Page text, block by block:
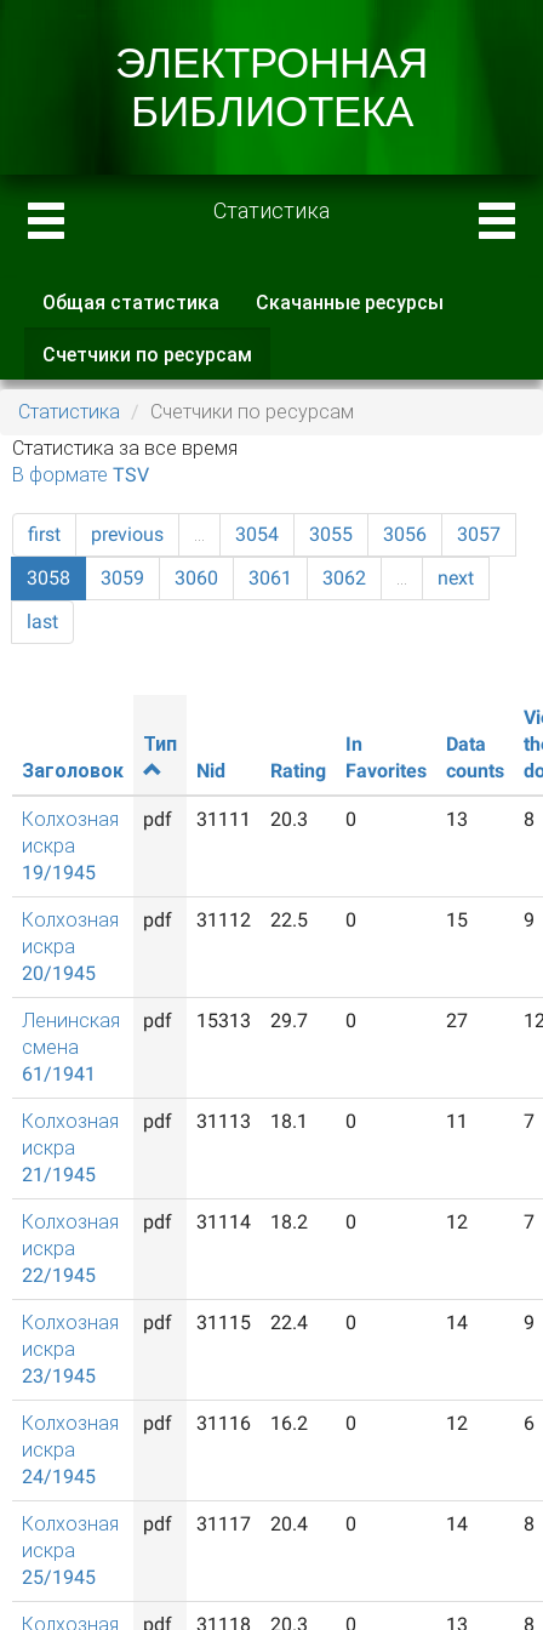
Статистика
Главные вкладки
Общая статистика Скачанные ресурсы
Счетчики по ресурсам
вкладка)
Статистика
Счетчики по ресурсам
Статистика за все время
В формате TSV
first previous … 3054 3055 3056
3057
3058
3059 3060 3061 3062 …
next
last
Заголовок
Тип
Nid
Rating
In
Favorites
Data
counts
Колхозная
искра
19/1945
pdf 31111 20.3 0 13 8
Колхозная
искра
20/1945
pdf 31112 22.5 0 15 9
Ленинская
смена
61/1941
pdf 15313 29.7 0 27
Колхозная
искра
21/1945
pdf 31113 18.1 0 11 7
Колхозная
искра
22/1945
pdf 31114 18.2 0 12 7
Колхозная
искра
23/1945
pdf 31115 22.4 0 14 9
Колхозная
искра
24/1945
pdf 31116 16.2 0 12 6
Колхозная
искра
25/1945
pdf 31117 20.4 0 14 8
Колхозная pdf 31118 20.3 0 13 8